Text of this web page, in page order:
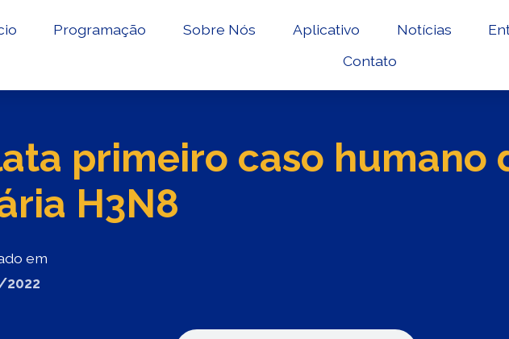
Programação Sobre Nós Aplicativo Notícias
Contato
primeiro caso humano
H3N8
em